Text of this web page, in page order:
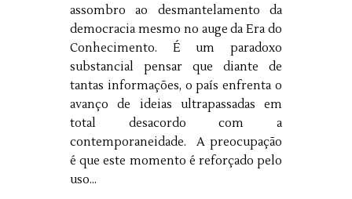
assombro ao desmantelamento da
democracia mesmo no auge da Era do
Conhecimento. É um paradoxo
substancial pensar que diante de
tantas informações, o país enfrenta o
avanço de ideias ultrapassadas em
total desacordo com a
contemporaneidade. A preocupação
é que este momento é reforçado pelo
uso...